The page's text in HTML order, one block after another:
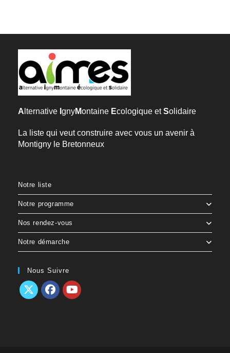
A lternative gnyMontaine Ecologique etSolidaire
La liste qui veut construire avec vous un avenir à
Montigny le Bretonneux
Notre liste
Notre programme
Nos rendez-vous
Notre démarche
Nous Suivre